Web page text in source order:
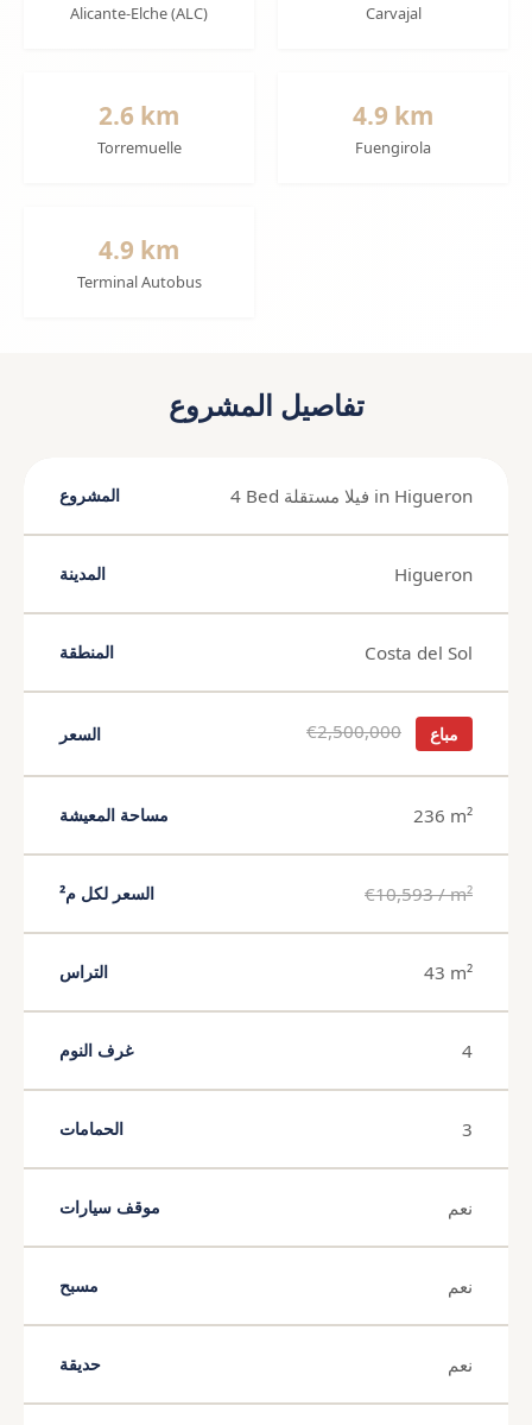
Alicante-Elche (ALC) Carvajal
2.6 km
Torremuelle
4.9 km
Fuengirola
4.9 km
Terminal Autobus
تفاصيل المشروع
المشروع 4 Bed فيلا مستقلة in Higueron
المدينة Higueron
المنطقة Costa del Sol
السعر €2,500,000 مباع
مساحة المعيشة 236 m²
السعر لكل م² €10,593 / m²
التراس 43 m²
غرف النوم 4
الحمامات 3
موقف سيارات نعم
مسبح نعم
حديقة نعم